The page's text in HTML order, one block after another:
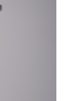
Alltag in
Jahr 100
2025 zum
und -
eine